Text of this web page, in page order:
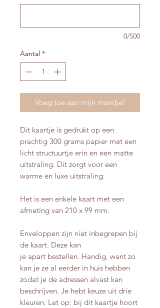
0/500
Aantal *
Voeg toe aan mijn mandje!
Dit kaartje is gedrukt op een
prachtig 300 grams papier met een
licht structuurtje erin en een matte
uitstraling. Dit zorgt voor een
warme en luxe uitstraling.
Het is een enkele kaart met een
afmeting van 210 x 99 mm.
Enveloppen zijn niet inbegrepen bij
de kaart. Deze kan
je apart bestellen. Handig, want zo
kan je ze al eerder in huis hebben
zodat je de adressen alvast kan
beschrijven. Je hebt keuze uit drie
kleuren. Let op: bij dit kaartje hoort